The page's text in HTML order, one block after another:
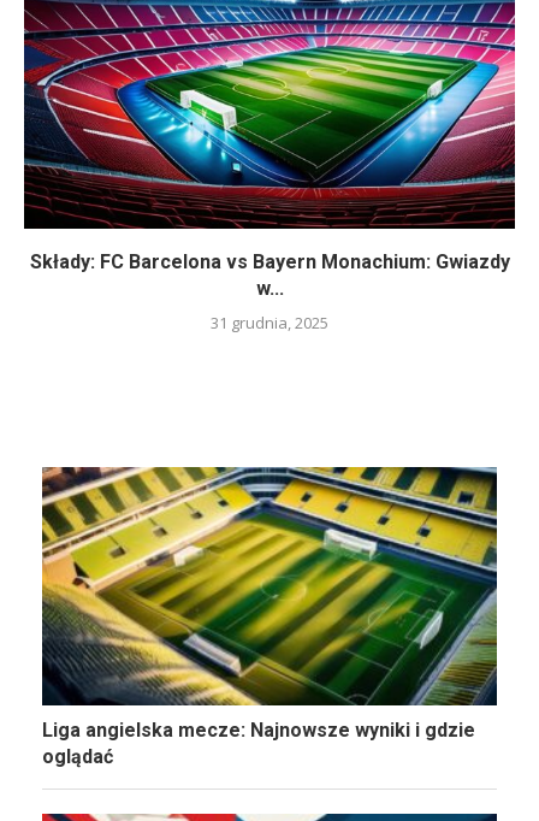
Składy: FC Barcelona vs Bayern Monachium: Gwiazdy
w...
31 grudnia, 2025
Liga angielska mecze: Najnowsze wyniki i gdzie
oglądać